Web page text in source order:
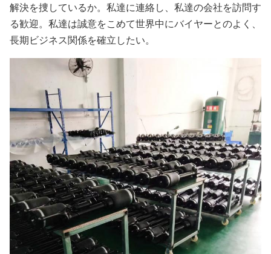
解決を捜しているか。私達に連絡し、私達の会社を訪問す
る歓迎。私達は誠意をこめて世界中にバイヤーとのよく、
長期ビジネス関係を確立したい。